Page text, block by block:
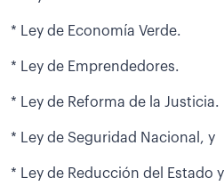
* Ley de Economía Verde.
* Ley de Emprendedores.
* Ley de Reforma de la Justicia.
* Ley de Seguridad Nacional, y
* Ley de Reducción del Estado